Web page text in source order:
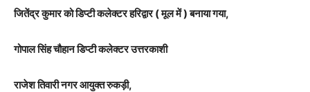
जितेंद्र कुमार को डिप्टी कलेक्टर हरिद्वार ( मूल में ) बनाया गया,
गोपाल सिंह चौहान डिप्टी कलेक्टर उत्तरकाशी
राजेश तिवारी नगर आयुक्त रुकड़ी,